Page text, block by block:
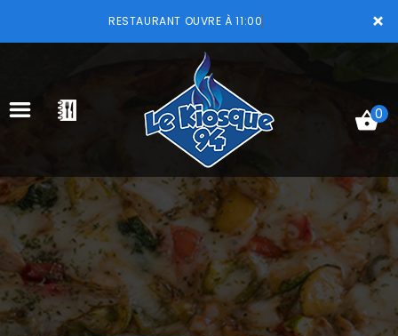
×
RESTAURANT OUVRE À 11:00
ACCUEIL
LA CARTE
VOTRE COMPTE
NOTRE RESTAURANT
0